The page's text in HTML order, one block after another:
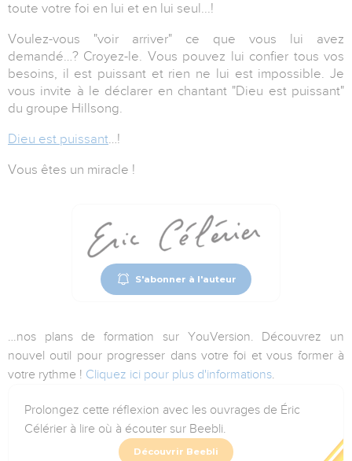
toute votre foi en lui et en lui seul...!
Voulez-vous "voir arriver" ce que vous lui avez
demandé…? Croyez-le. Vous pouvez lui confier tous vos
besoins, il est puissant et rien ne lui est impossible. Je
vous invite à le déclarer en chantant "Dieu est puissant"
du groupe Hillsong.
Dieu est puissant…!
Vous êtes un miracle !
S'abonner à l'auteur
…nos plans de formation sur YouVersion. Découvrez un
nouvel outil pour progresser dans votre foi et vous former à
votre rythme ! Cliquez ici pour plus d'informations.
Prolongez cette réflexion avec les ouvrages de Éric
Célérier à lire où à écouter sur Beebli.
Découvrir Beebli